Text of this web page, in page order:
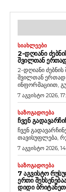
ᲡᲘᲐᲮᲚᲔᲔᲑᲘ
2-ᲓᲦᲘᲐᲜᲘ
ᲨᲕᲘᲚᲗᲐᲜ
2-დღიანი
შვილთან ერთად
ინფორმაციით,
7 აგვისტო 2026,
ᲡᲐᲖᲝᲒᲐᲓᲝᲔᲑᲐ
ᲩᲕᲔᲜ
ჩვენ
თავისუფლება,
7 აგვისტო 2026,
ᲡᲐᲖᲝᲒᲐᲓᲝᲔᲑᲐ
7 ᲐᲒᲕᲘᲡᲢᲝ
ᲔᲠᲗᲘ
ᲓᲘᲓᲘ